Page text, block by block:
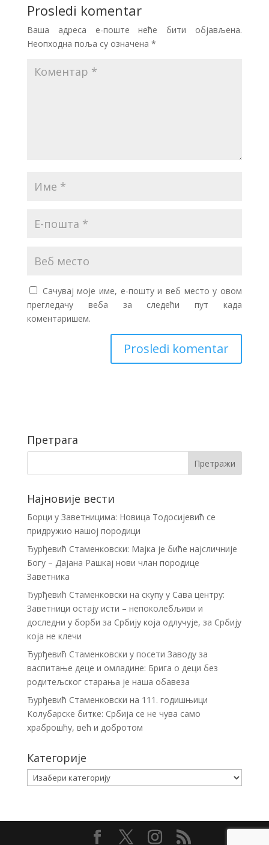
Prosledi komentar
Ваша адреса е-поште неће бити објављена.
Неопходна поља су означена *
Сачувај моје име, е-пошту и веб место у овом
прегледачу веба за следећи пут када
коментаришем.
Претрага
Најновије вести
Борци у Заветницима: Новица Тодосијевић се
придружио нашој породици
Ђурђевић Стаменковски: Мајка је биће најсличније
Богу – Дајана Рашкај нови члан породице
Заветника
Ђурђевић Стаменковски на скупу у Сава центру:
Заветници остају исти – непоколебљиви и
доследни у борби за Србију која одлучује, за Србију
која не клечи
Ђурђевић Стаменковски у посети Заводу за
васпитање деце и омладине: Брига о деци без
родитељског старања је наша обавеза
Ђурђевић Стаменковски на 111. годишњици
Колубарске битке: Србија се не чува само
храброшћу, већ и добротом
Категорије
Категорије